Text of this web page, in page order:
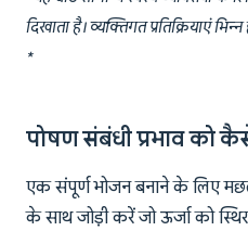
दिखाता है। व्यक्तिगत प्रतिक्रियाएं
*
पोषण संबंधी प्रभाव को
एक संपूर्ण भोजन बनाने के लिए
के साथ जोड़ी करें जो ऊर्जा को